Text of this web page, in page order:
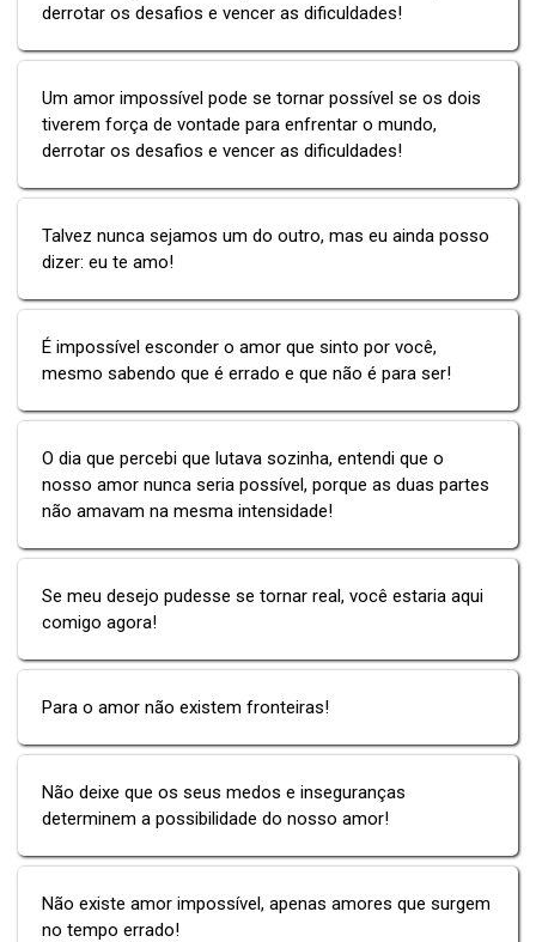
derrotar os desafios e vencer as dificuldades!
Um amor impossível pode se tornar possível se os dois
tiverem força de vontade para enfrentar o mundo,
derrotar os desafios e vencer as dificuldades!
Talvez nunca sejamos um do outro, mas eu ainda posso
dizer: eu te amo!
É impossível esconder o amor que sinto por você,
mesmo sabendo que é errado e que não é para ser!
O dia que percebi que lutava sozinha, entendi que o
nosso amor nunca seria possível, porque as duas partes
não amavam na mesma intensidade!
Se meu desejo pudesse se tornar real, você estaria aqui
comigo agora!
Para o amor não existem fronteiras!
Não deixe que os seus medos e inseguranças
determinem a possibilidade do nosso amor!
Não existe amor impossível, apenas amores que surgem
no tempo errado!